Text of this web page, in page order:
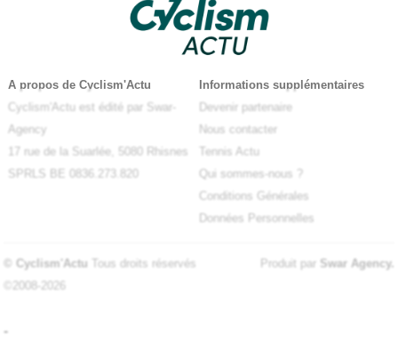
A propos de Cyclism'Actu
Cyclism'Actu est édité par Swar-
Agency
17 rue de la Suarlée, 5080 Rhisnes
SPRLS BE 0836.273.820
Informations supplémentaires
Devenir partenaire
Nous contacter
Tennis Actu
Qui sommes-nous ?
Conditions Générales
Données Personnelles
© Cyclism'Actu Tous droits réservés
©2008-2026
Produit par Swar Agency.
-